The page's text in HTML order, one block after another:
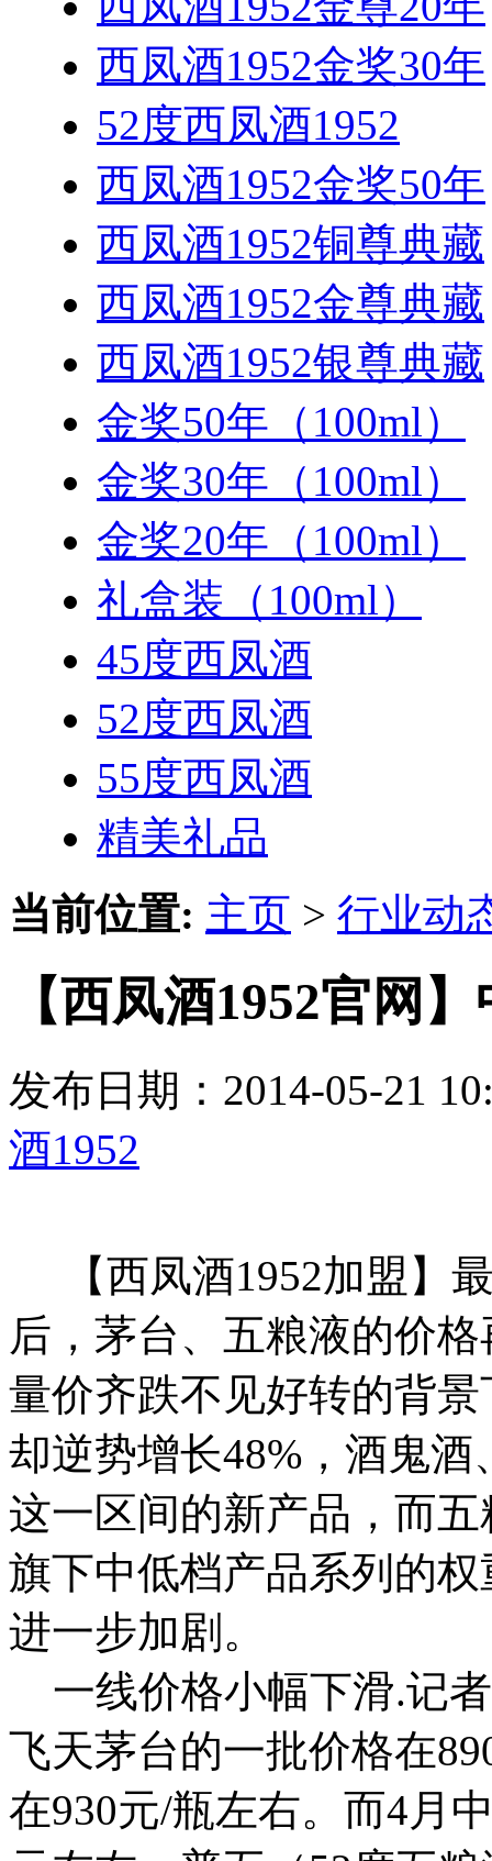
西凤酒1952金奖30年
52度西凤酒1952
西凤酒1952金奖50年
西凤酒1952铜尊典藏
西凤酒1952金尊典藏
西凤酒1952银尊典藏
金奖50年（100ml）
金奖30年（100ml）
金奖20年（100ml）
礼盒装（100ml）
45度西凤酒
52度西凤酒
55度西凤酒
精美礼品
当前位置: 主页 > 行业动
【西凤酒1952官网
发布日期：2014-05-21
酒1952
【西凤酒1952加盟】
后，茅台、五粮液的价
量价齐跌不见好转的背
却逆势增长48%，酒鬼
这一区间的新产品，而
旗下中低档产品系列的
进一步加剧。
一线价格小幅下滑.记
飞天茅台的一批价格在
在930元/瓶左右。而4月